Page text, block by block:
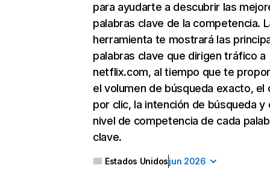
para ayudarte a descubrir las
palabras clave de la competencia.
herramienta te mostrará las
palabras clave que dirigen tráfico a
netflix.com, al tiempo que te
el volumen de búsqueda exacto, el
por clic, la intención de búsqueda y
nivel de competencia de cada
clave.
Estados Unidosjun 2026